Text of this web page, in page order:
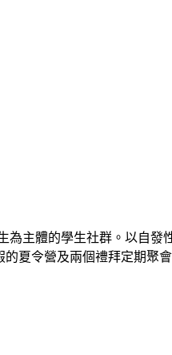
為主體的學生社群。以自
夏令營及兩個禮拜定期聚